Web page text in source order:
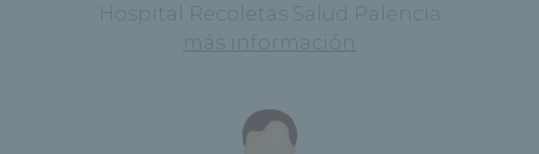
Hospital Recoletas Salud Palencia
más información